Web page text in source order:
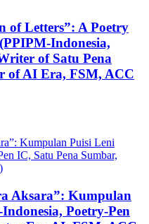
of Letters”: A Poetry
Indonesia,
of Satu Pena
of AI Era, FSM, ACC
Aksara”: Kumpulan
Poetry-Pen